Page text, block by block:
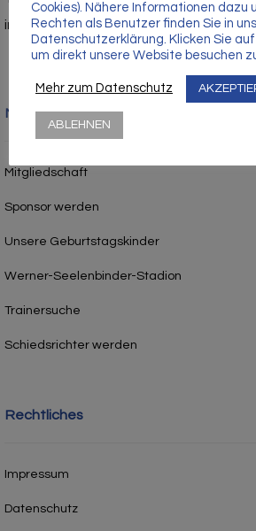
info@vfc-anklam.de
Nützliche Links
Mitgliedschaft
Sponsor werden
Unsere Geburtstagskinder
Werner-Seelenbinder-Stadion
Trainersuche
Schiedsrichter werden
Rechtliches
Impressum
Datenschutz
Cookies). Nähere Informationen dazu
Rechten als Benutzer finden Sie in
Datenschutzerklärung. Klicken Sie auf
um direkt unsere Website besuchen
Mehr zum Datenschutz
ABLEHNEN